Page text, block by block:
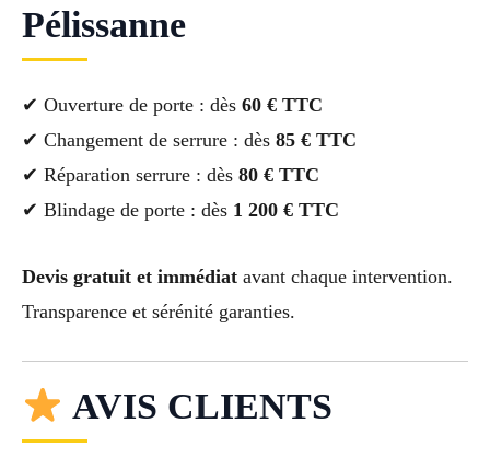
Pélissanne
✔ Ouverture de porte : dès 60 € TTC
✔ Changement de serrure : dès 85 € TTC
✔ Réparation serrure : dès 80 € TTC
✔ Blindage de porte : dès 1 200 € TTC
Devis gratuit et immédiat avant chaque intervention.
Transparence et sérénité garanties.
AVIS CLIENTS